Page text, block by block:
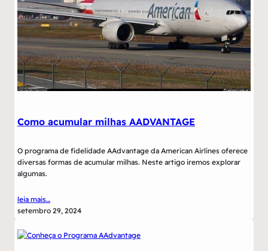
Como acumular milhas AADVANTAGE
O programa de fidelidade AAdvantage da American Airlines oferece
diversas formas de acumular milhas. Neste artigo iremos explorar
algumas.
leia mais…
setembro 29, 2024